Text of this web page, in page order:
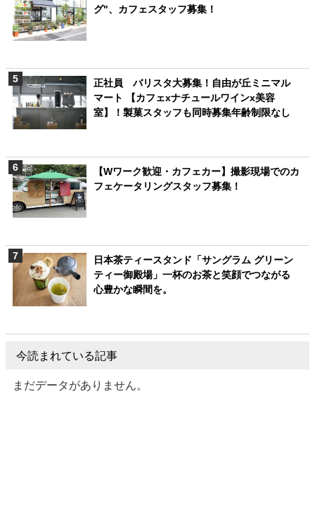
グ"、カフェスタッフ募集！
正社員 バリスタ大募集！自由が丘ミニマル
マート 【カフェxナチュールワインx美容
室】！製菓スタッフも同時募集年齢制限なし
【Wワーク歓迎・カフェカー】撮影現場でのカ
フェケータリングスタッフ募集！
日本茶ティースタンド「サングラム グリーン
ティー御殿場」一杯のお茶と笑顔でつながる
心豊かな瞬間を。
今読まれている記事
まだデータがありません。